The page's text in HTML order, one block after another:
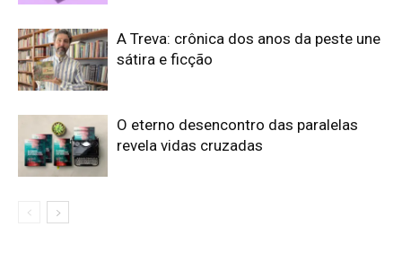
A Treva: crônica dos anos da peste une
sátira e ficção
O eterno desencontro das paralelas
revela vidas cruzadas